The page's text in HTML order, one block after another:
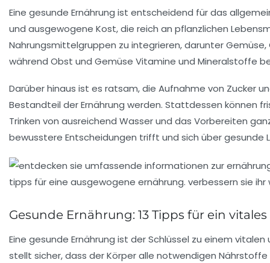
Eine gesunde Ernährung ist entscheidend für das
und ausgewogene Kost, die reich an pflanzlichen
Nahrungsmittelgruppen zu integrieren, darunter
während Obst und Gemüse Vitamine und Mineralstoffe
Darüber hinaus ist es ratsam, die Aufnahme von Zucker
Bestandteil der Ernährung werden. Stattdessen können
Trinken von ausreichend Wasser und das Vorbereiten
bewusstere Entscheidungen trifft und sich über
Gesunde Ernährung: 13 Tipps für ein
Eine gesunde Ernährung ist der Schlüssel zu einem
stellt sicher, dass der Körper alle notwendigen